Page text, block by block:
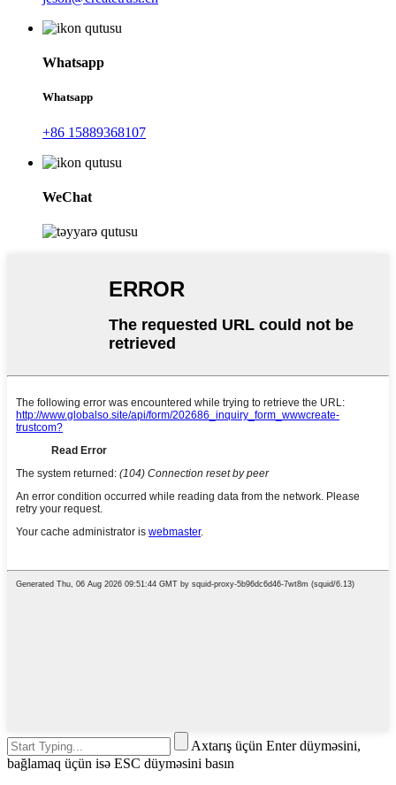
Whatsapp
Whatsapp
+86 15889368107
WeChat
Axtarış üçün Enter düyməsini,
bağlamaq üçün isə ESC düyməsini basın